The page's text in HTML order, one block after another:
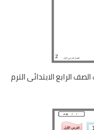
الرابع الابتدائى الترم